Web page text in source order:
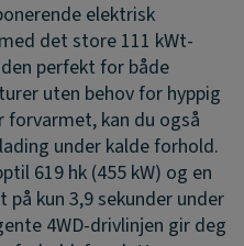
elektrisk
det store 111 kWt-
perfekt for både
uten behov for hyppig
kan du også
under kalde forhold.
619 hk (455 kW) og en
kun 3,9 sekunder under
4WD-drivlinjen gir deg